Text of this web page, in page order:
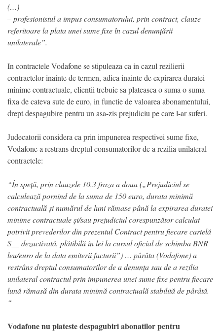
(…)
– profesionistul a impus consumatorului, prin contract, clauze
referitoare la plata unei sume fixe în cazul denunțării
unilaterale”.
In contractele Vodafone se stipuleaza ca in cazul rezilierii
contractelor inainte de termen, adica inainte de expirarea duratei
minime contractuale, clientii trebuie sa plateasca o suma o suma
fixa de cateva sute de euro, in functie de valoarea abonamentului,
drept despagubire pentru un asa-zis prejudiciu pe care l-ar suferi.
Judecatorii considera ca prin impunerea respectivei sume fixe,
Vodafone a restrans dreptul consumatorilor de a rezilia unilateral
contractele:
“În speță, prin clauzele 10.3 fraza a doua („Prejudiciul se
calculează pornind de la suma de 150 euro, durata minimă
contractuală și numărul de luni rămase până la expirarea duratei
minime contractuale și/sau prejudiciul corespunzător calculat
potrivit prevederilor din prezentul Contract pentru fiecare cartelă
S__ dezactivată, plătibilă în lei la cursul oficial de schimba BNR
leu/euro de la data emiterii facturii”) … pârâta (Vodafone) a
restrâns dreptul consumatorilor de a denunța sau de a rezilia
unilateral contractul prin impunerea unei sume fixe pentru fiecare
lună rămasă din durata minimă contractuală stabilită de pârâtă.
“
Vodafone nu plateste despagubiri abonatilor pentru